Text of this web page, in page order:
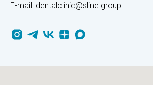
E-mail: dentalclinic@sline.group